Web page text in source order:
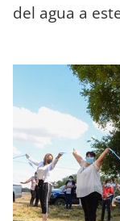
del agua a